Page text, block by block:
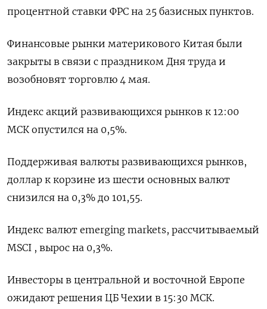
процентной ставки ФРС на 25 базисных пунктов.
Финансовые рынки материкового Китая были
закрыты в связи с праздником Дня труда и
возобновят торговлю 4 мая.
Индекс акций развивающихся рынков к 12:00
МСК опустился на 0,5%.
Поддерживая валюты развивающихся рынков,
доллар к корзине из шести основных валют
снизился на 0,3% до 101,55​.
Индекс валют emerging markets, рассчитываемый
MSCI , вырос на 0,3%.
Инвесторы в центральной и восточной Европе
ожидают решения ЦБ Чехии в 15:30 МСК.